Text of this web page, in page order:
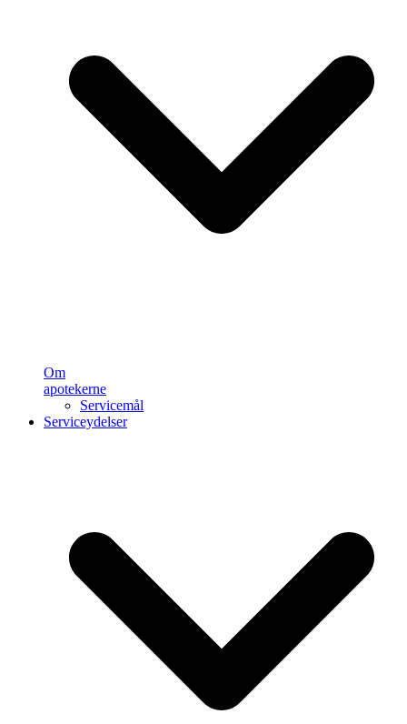
Om
apotekerne
Servicemål
Serviceydelser